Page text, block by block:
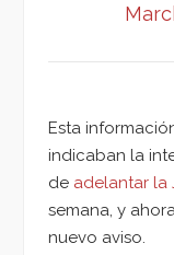
Esta
indicaban la
de adelantar la
semana, y
nuevo aviso.